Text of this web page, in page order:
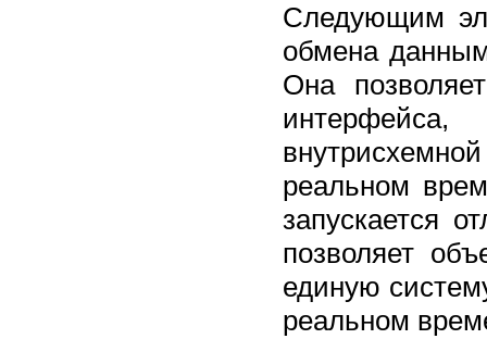
Следующим
обмена
Она
реальном
запускается
позволяет
единую
реальном